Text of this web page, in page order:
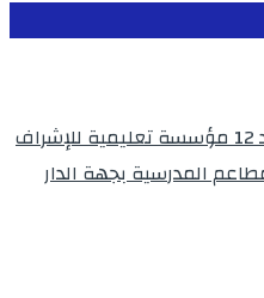
الدكتور نوفل كديلي يتفقد 12 مؤسسة تعليمية للإشراف
المدرسية بجهة الدار